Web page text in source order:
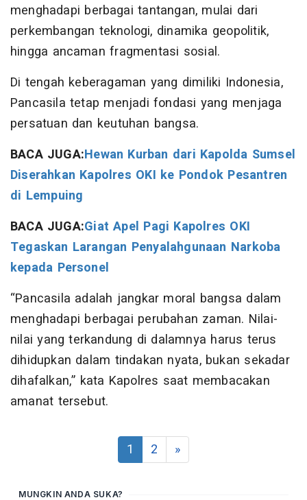
menghadapi berbagai tantangan, mulai dari
perkembangan teknologi, dinamika geopolitik,
hingga ancaman fragmentasi sosial.
Di tengah keberagaman yang dimiliki Indonesia,
Pancasila tetap menjadi fondasi yang menjaga
persatuan dan keutuhan bangsa.
BACA JUGA:Hewan Kurban dari Kapolda Sumsel
Diserahkan Kapolres OKI ke Pondok Pesantren
di Lempuing
BACA JUGA:Giat Apel Pagi Kapolres OKI
Tegaskan Larangan Penyalahgunaan Narkoba
kepada Personel
“Pancasila adalah jangkar moral bangsa dalam
menghadapi berbagai perubahan zaman. Nilai-
nilai yang terkandung di dalamnya harus terus
dihidupkan dalam tindakan nyata, bukan sekadar
dihafalkan,” kata Kapolres saat membacakan
amanat tersebut.
1 2 »